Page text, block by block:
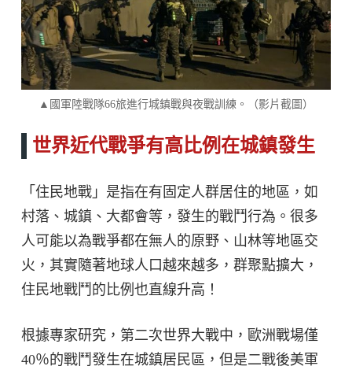
▲國軍陸戰隊66旅進行城鎮戰與夜戰訓練。（影片截圖）
世界近代戰爭有高比例在城鎮發生
「住民地戰」是指在有固定人群居住的地區，如
村落、城鎮、大都會等，發生的戰鬥行為。很多
人可能以為戰爭都在無人的原野、山林等地區交
火，其實隨著地球人口越來越多，群聚點擴大，
住民地戰鬥的比例也直線升高！
根據專家研究，第二次世界大戰中，歐洲戰場僅
40％的戰鬥發生在城鎮居民區，但是二戰後美軍